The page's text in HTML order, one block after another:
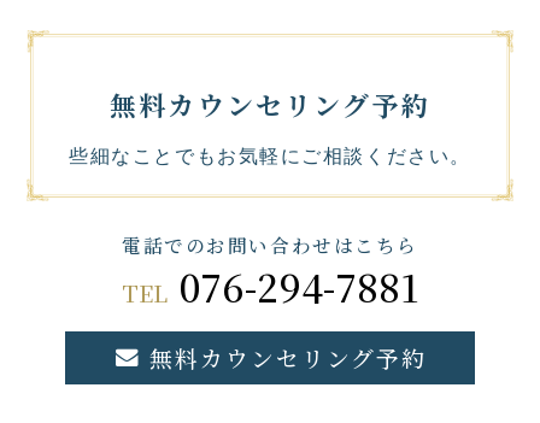
無料カウンセリング予約
些細なことでもお気軽にご相談ください。
電話でのお問い合わせはこちら
TEL 076-294-7881
無料カウンセリング予約